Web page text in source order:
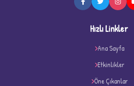
Hızlı Linkler
Ana Sayfa
Etkinlikler
Öne Çıkanlar